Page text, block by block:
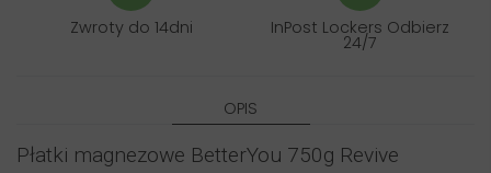
Zwroty do 14dni InPost Lockers Odbierz
24/7
OPIS
Płatki magnezowe BetterYou 750g Revive